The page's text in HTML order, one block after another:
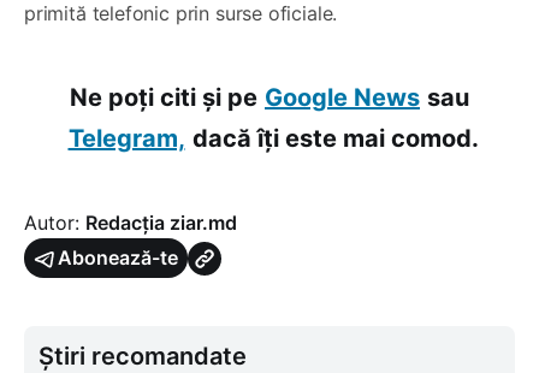
primită telefonic prin surse oficiale.
Ne poți citi și pe Google News sau
Telegram, dacă îți este mai comod.
Autor: Redacția ziar.md
Abonează-te
Știri recomandate